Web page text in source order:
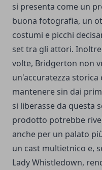
si presenta come un
buona fotografia, un
costumi e picchi
set tra gli attori.
volte, Bridgerton non
un'accuratezza storica
mantenere sin dai
si liberasse da questa
prodotto potrebbe
anche per un palato
un cast multietnico e,
Lady Whistledown,